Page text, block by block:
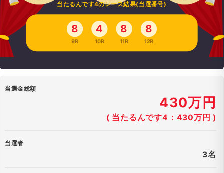
当たるんです4のレース結果(当選番号)
8
9R
4
10R
8
11R
8
12R
当選金総額
430万円
( 当たるんです4：430万円 )
当選者
3名